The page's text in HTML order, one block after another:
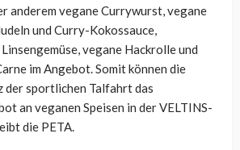
anderem vegane Currywurst, vegane
und Curry-Kokossauce,
vegane Hackrolle und
im Angebot. Somit können die
der sportlichen Talfahrt das
an veganen Speisen in der VELTINS-
die PETA.